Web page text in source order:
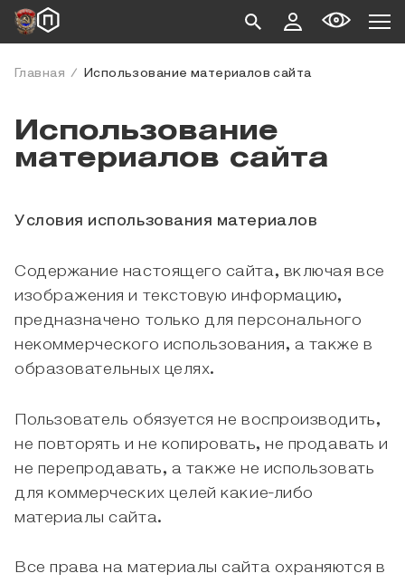
Главная Использование материалов сайта
Использование
материалов сайта
Условия использования материалов
Содержание настоящего сайта, включая все
изображения и текстовую информацию,
предназначено только для персонального
некоммерческого использования, а также в
образовательных целях.
Пользователь обязуется не воспроизводить,
не повторять и не копировать, не продавать и
не перепродавать, а также не использовать
для коммерческих целей какие-либо
материалы сайта.
Все права на материалы сайта охраняются в